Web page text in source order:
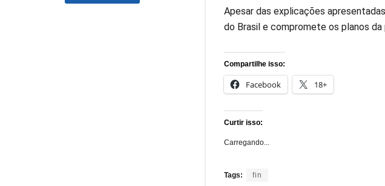
Apesar das explicações
do Brasil e compromete os planos
Compartilhe isso:
Facebook 18+
Curtir isso:
Carregando...
Tags: fin